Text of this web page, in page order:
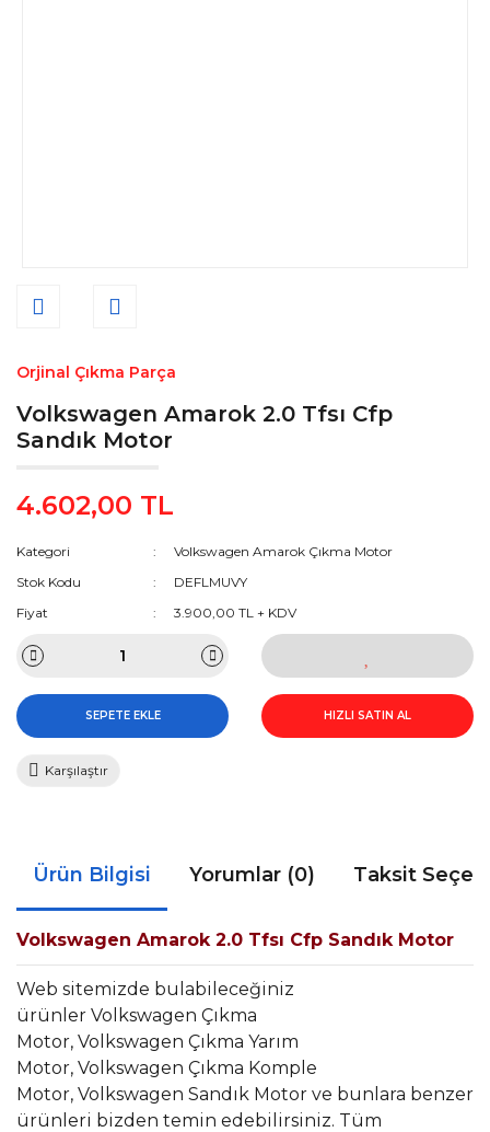
Orjinal Çıkma Parça
Volkswagen Amarok 2.0 Tfsı Cfp
Sandık Motor
4.602,00 TL
Kategori
Volkswagen Amarok Çıkma Motor
Stok Kodu
DEFLMUVY
Fiyat
3.900,00 TL + KDV
SEPETE EKLE HIZLI SATIN AL
Karşılaştır
Ürün Bilgisi Yorumlar (0) Taksit
Volkswagen Amarok 2.0 Tfsı Cfp Sandık Motor
Web sitemizde bulabileceğiniz
ürünler Volkswagen Çıkma
Motor, Volkswagen Çıkma Yarım
Motor, Volkswagen Çıkma Komple
Motor, Volkswagen Sandık Motor ve bunlara benzer
ürünleri bizden temin edebilirsiniz. Tüm